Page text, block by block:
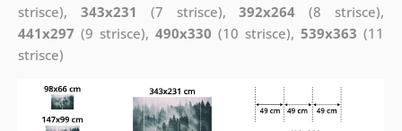
strisce), 343x231 (7 strisce),392x264 (8 strisce),
441x297 (9 strisce), 490x330 (10 strisce),539x363 (11
strisce)